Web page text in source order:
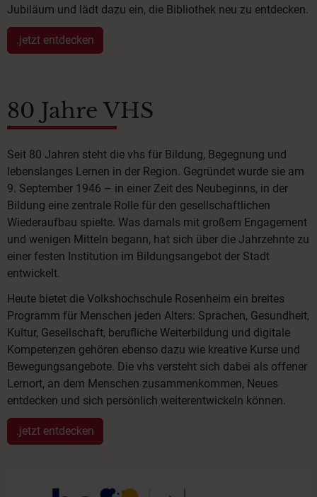
Jubiläum und lädt dazu ein, die Bibliothek neu zu entdecken.
.jetzt entdecken
80 Jahre VHS
Seit 80 Jahren steht die vhs für Bildung, Begegnung und
lebenslanges Lernen in der Region. Gegründet wurde sie am
9. September 1946 – in einer Zeit des Neubeginns, in der
Bildung eine zentrale Rolle für den gesellschaftlichen
Wiederaufbau spielte. Was damals mit großem Engagement
und wenigen Mitteln begann, hat sich über die Jahrzehnte zu
einer festen Institution im Bildungsangebot der Stadt
entwickelt.
Heute bietet die Volkshochschule Rosenheim ein breites
Programm für Menschen jeden Alters: Sprachen, Gesundheit,
Kultur, Gesellschaft, berufliche Weiterbildung und digitale
Kompetenzen gehören ebenso dazu wie kreative Kurse und
Bewegungsangebote. Die vhs versteht sich dabei als offener
Lernort, an dem Menschen zusammenkommen, Neues
entdecken und sich persönlich weiterentwickeln können.
.jetzt entdecken